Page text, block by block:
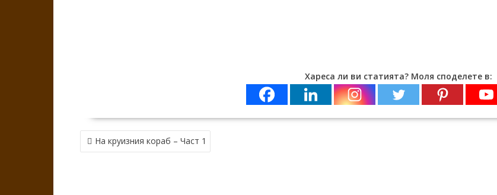
Хареса ли ви статията? Моля споделете в:
НАВИГАЦИЯ
На круизния кораб – Част 1